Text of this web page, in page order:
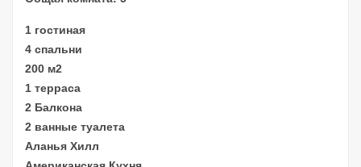
1 гостиная
4 спальни
200 м2
1 терраса
2 Балкона
2 ванные туалета
Аланья Хилл